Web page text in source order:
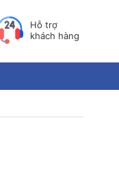
Hỗ trợ
khách hàng